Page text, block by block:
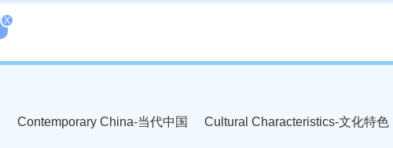
X
Contemporary China-当代中国 Cultural Characteristics-文化特色